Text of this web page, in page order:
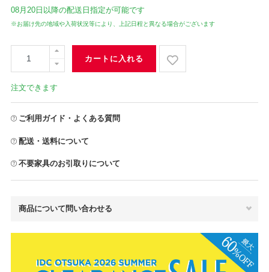
08月20日 以降の配送日指定が可能です
※お届け先の地域や入荷状況等により、上記日程と異なる場合がございます
カートに入れる
注文できます
ご利用ガイド・よくある質問
配送・送料について
不要家具のお引取りについて
商品について問い合わせる